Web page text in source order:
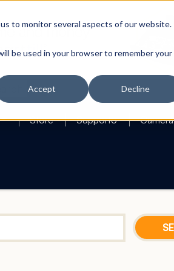
to monitor several aspects of our website.
be used in your browser to remember your
Accept Decline
Store Supporto Carriera